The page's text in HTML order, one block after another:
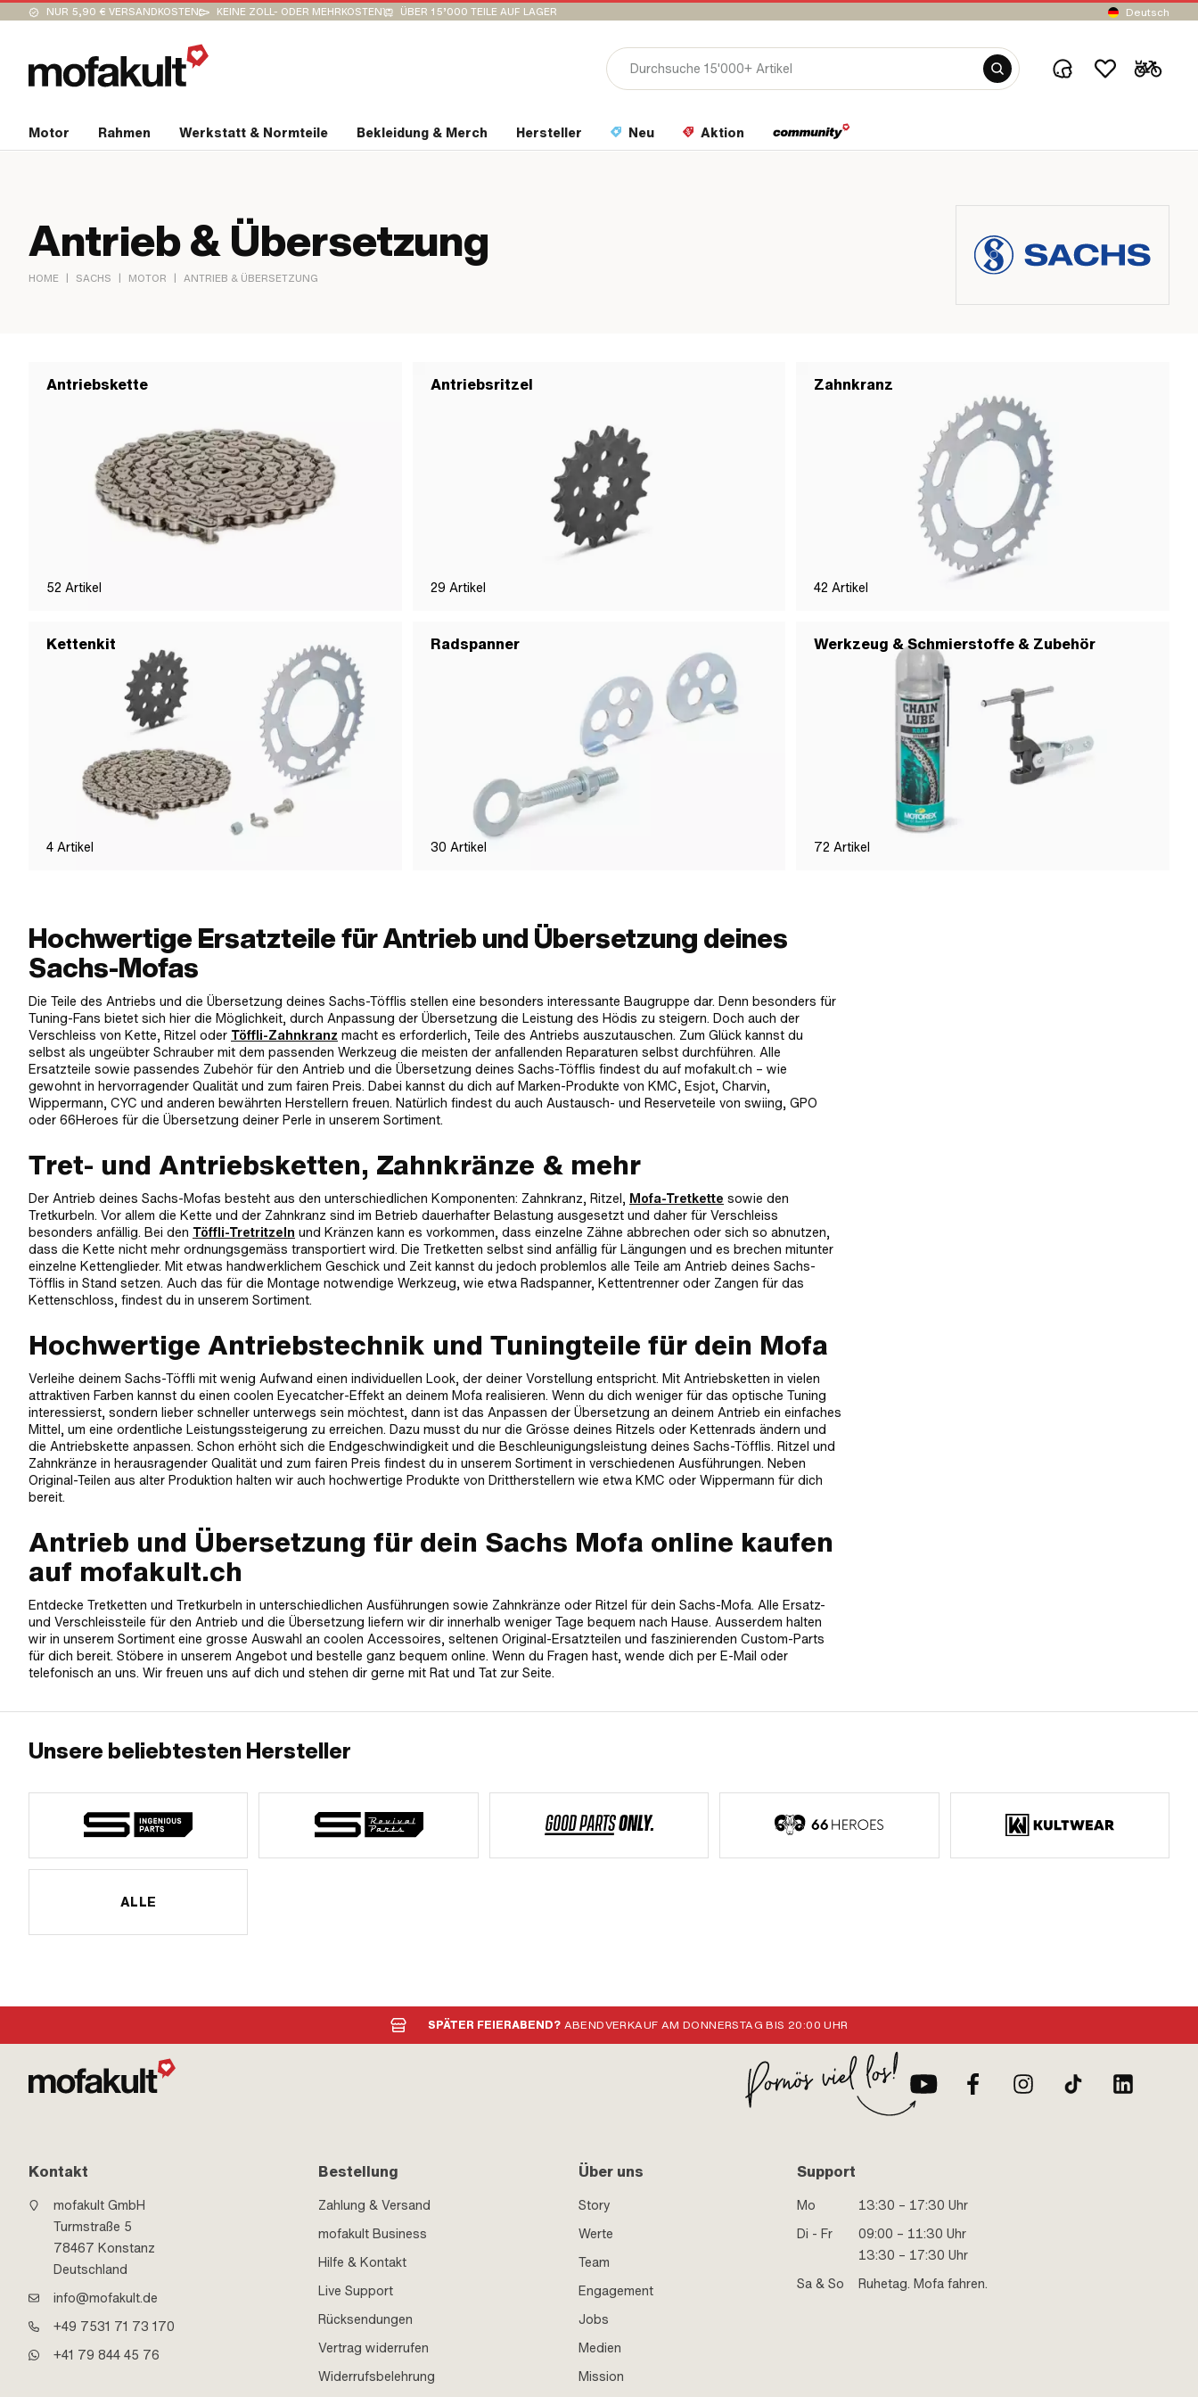
NUR 5,90 € VERSANDKOSTEN KEINE ZOLL- ODER MEHRKOSTEN ÜBER 15’000 TEILE AUF LAGER Deutsch
Motor Rahmen Werkstatt & Normteile Bekleidung & Merch Hersteller Neu Aktion
Antrieb & Übersetzung
HOME | SACHS | MOTOR | ANTRIEB & ÜBERSETZUNG
Antriebskette
52 Artikel
Antriebsritzel
29 Artikel
Zahnkranz
42 Artikel
Kettenkit
4 Artikel
Radspanner
30 Artikel
Werkzeug & Schmierstoffe & Zubehör
72 Artikel
Hochwertige Ersatzteile für Antrieb und Übersetzung deines
Sachs-Mofas
Die Teile des Antriebs und die Übersetzung deines Sachs-Töfflis stellen eine besonders interessante Baugruppe dar. Denn besonders für
Tuning-Fans bietet sich hier die Möglichkeit, durch Anpassung der Übersetzung die Leistung des Hödis zu steigern. Doch auch der
Verschleiss von Kette, Ritzel oder Töffli-Zahnkranz macht es erforderlich, Teile des Antriebs auszutauschen. Zum Glück kannst du
selbst als ungeübter Schrauber mit dem passenden Werkzeug die meisten der anfallenden Reparaturen selbst durchführen. Alle
Ersatzteile sowie passendes Zubehör für den Antrieb und die Übersetzung deines Sachs-Töfflis findest du auf mofakult.ch – wie
gewohnt in hervorragender Qualität und zum fairen Preis. Dabei kannst du dich auf Marken-Produkte von KMC, Esjot, Charvin,
Wippermann, CYC und anderen bewährten Herstellern freuen. Natürlich findest du auch Austausch- und Reserveteile von swiing, GPO
oder 66Heroes für die Übersetzung deiner Perle in unserem Sortiment.
Tret- und Antriebsketten, Zahnkränze & mehr
Der Antrieb deines Sachs-Mofas besteht aus den unterschiedlichen Komponenten: Zahnkranz, Ritzel, Mofa-Tretkette sowie den
Tretkurbeln. Vor allem die Kette und der Zahnkranz sind im Betrieb dauerhafter Belastung ausgesetzt und daher für Verschleiss
besonders anfällig. Bei den Töffli-Tretritzeln und Kränzen kann es vorkommen, dass einzelne Zähne abbrechen oder sich so abnutzen,
dass die Kette nicht mehr ordnungsgemäss transportiert wird. Die Tretketten selbst sind anfällig für Längungen und es brechen mitunter
einzelne Kettenglieder. Mit etwas handwerklichem Geschick und Zeit kannst du jedoch problemlos alle Teile am Antrieb deines Sachs-
Töfflis in Stand setzen. Auch das für die Montage notwendige Werkzeug, wie etwa Radspanner, Kettentrenner oder Zangen für das
Kettenschloss, findest du in unserem Sortiment.
Hochwertige Antriebstechnik und Tuningteile für dein Mofa
Verleihe deinem Sachs-Töffli mit wenig Aufwand einen individuellen Look, der deiner Vorstellung entspricht. Mit Antriebsketten in vielen
attraktiven Farben kannst du einen coolen Eyecatcher-Effekt an deinem Mofa realisieren. Wenn du dich weniger für das optische Tuning
interessierst, sondern lieber schneller unterwegs sein möchtest, dann ist das Anpassen der Übersetzung an deinem Antrieb ein einfaches
Mittel, um eine ordentliche Leistungssteigerung zu erreichen. Dazu musst du nur die Grösse deines Ritzels oder Kettenrads ändern und
die Antriebskette anpassen. Schon erhöht sich die Endgeschwindigkeit und die Beschleunigungsleistung deines Sachs-Töfflis. Ritzel und
Zahnkränze in herausragender Qualität und zum fairen Preis findest du in unserem Sortiment in verschiedenen Ausführungen. Neben
Original-Teilen aus alter Produktion halten wir auch hochwertige Produkte von Drittherstellern wie etwa KMC oder Wippermann für dich
bereit.
Antrieb und Übersetzung für dein Sachs Mofa online kaufen
auf mofakult.ch
Entdecke Tretketten und Tretkurbeln in unterschiedlichen Ausführungen sowie Zahnkränze oder Ritzel für dein Sachs-Mofa. Alle Ersatz-
und Verschleissteile für den Antrieb und die Übersetzung liefern wir dir innerhalb weniger Tage bequem nach Hause. Ausserdem halten
wir in unserem Sortiment eine grosse Auswahl an coolen Accessoires, seltenen Original-Ersatzteilen und faszinierenden Custom-Parts
für dich bereit. Stöbere in unserem Angebot und bestelle ganz bequem online. Wenn du Fragen hast, wende dich per E-Mail oder
telefonisch an uns. Wir freuen uns auf dich und stehen dir gerne mit Rat und Tat zur Seite.
Unsere beliebtesten Hersteller
ALLE
SPÄTER FEIERABEND? ABENDVERKAUF AM DONNERSTAG BIS 20:00 UHR
Kontakt
mofakult GmbH
Turmstraße 5
78467 Konstanz
Deutschland
info@mofakult.de
+49 7531 71 73 170
+41 79 844 45 76
Bestellung
Zahlung & Versand
mofakult Business
Hilfe & Kontakt
Live Support
Rücksendungen
Vertrag widerrufen
Widerrufsbelehrung
Über uns
Story
Werte
Team
Engagement
Jobs
Medien
Mission
Support
Mo
13:30 – 17:30 Uhr
Di - Fr
09:00 – 11:30 Uhr
13:30 – 17:30 Uhr
Sa & So
Ruhetag. Mofa fahren.